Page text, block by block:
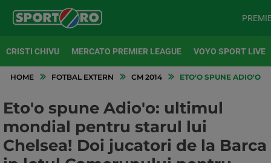
CRISTI CHIVU MERCATO PREMIER LEAGUE VOYO SPORT LIVE
HOME FOTBAL EXTERN CM 2014 ETO'O SPUNE ADIO'O:
Eto'o spune Adio'o: ultimul
mondial pentru starul lui
Chelsea! Doi jucatori de la Barca